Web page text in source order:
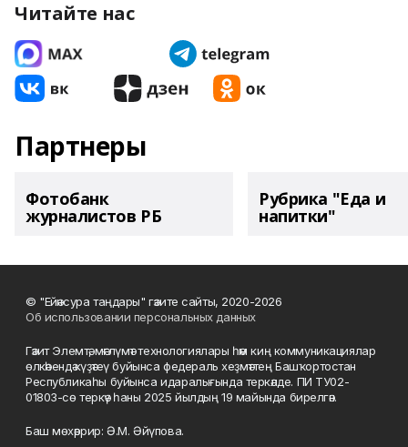
Читайте нас
Партнеры
Фотобанк
журналистов РБ
Рубрика "Еда и
напитки"
© "Ейәнсура таңдары" гәзите сайты, 2020-2026
Об использовании персональных данных
Гәзит Элемтә, мәғлүмәт технологиялары һәм киң коммуникациялар
өлкәһендә күҙәтеү буйынса федераль хеҙмәттең Башҡортостан
Республикаһы буйынса идаралығында теркәлде. ПИ ТУ02-
01803-сө теркәү һаны 2025 йылдың 19 майында бирелгән.
Баш мөхәррир: Ә.М. Әйүпова.